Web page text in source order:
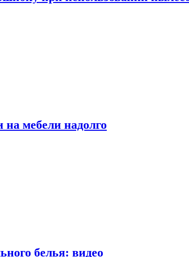
на мебели надолго
белья: видео